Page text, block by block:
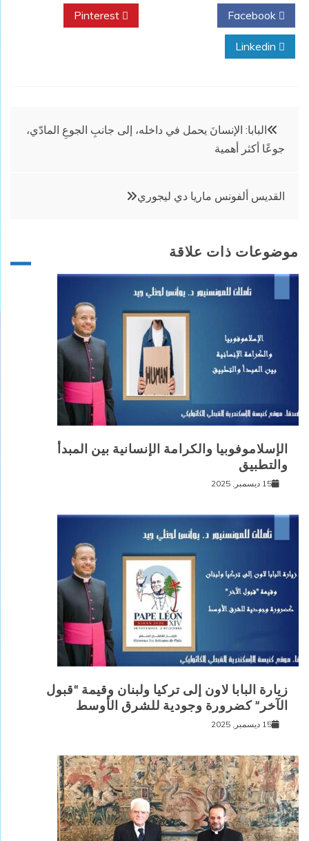
تصفّح
المقالات
البابا: الإنسانَ يحمل في داخله، إلى جانبِ الجوعِ المادّي،
جوعًا أكثر أهمية
القديس ألفونس ماريا دي ليجوري
موضوعات ذات علاقة
الإسلاموفوبيا والكرامة الإنسانية بين المبدأ
والتطبيق
15 ديسمبر, 2025
زيارة البابا لاون إلى تركيا ولبنان وقيمة “قبول
الآخر” كضرورة وجودية للشرق الأوسط
15 ديسمبر, 2025